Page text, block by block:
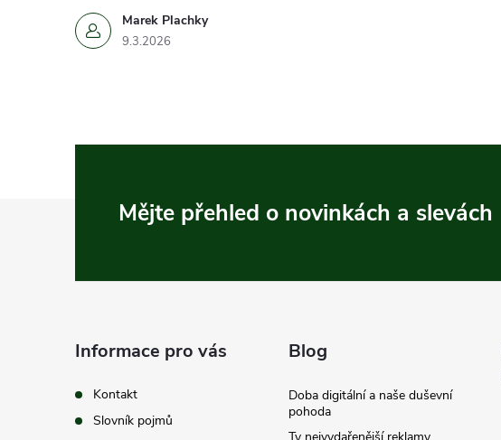
Marek Plachky
9.3.2026
Mějte přehled o novinkách a slevách
Informace pro vás
Kontakt
Slovník pojmů
Blog
Doba digitální a naše duševní
pohoda